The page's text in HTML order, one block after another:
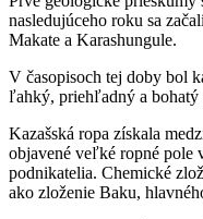
nasledujúceho roku sa
Makate a Karashungule.
V časopisoch tej doby bol
ľahký, priehľadný a bohatý
Kazašská ropa získala
objavené veľké ropné pole
podnikatelia. Chemické
ako zloženie Baku,